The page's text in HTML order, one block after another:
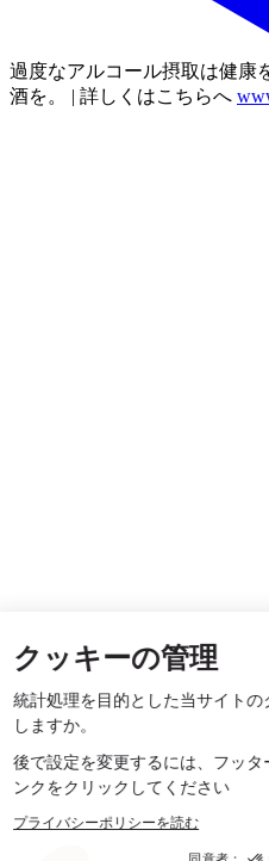
クッキーの管理
統計処理を目的とした当サイト
しますか。
後で設定を変更するには、フッ
ンクをクリックしてください
プライバシーポリシーを読む
同意者：
過度なアルコール摂取は健康
酒を。 | 詳しくはこちらへ